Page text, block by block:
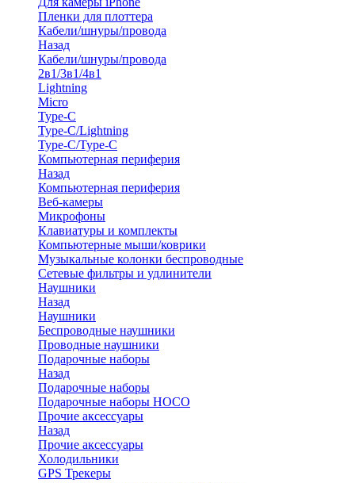
Пленки для плоттера
Кабели/шнуры/провода
Назад
Кабели/шнуры/провода
2в1/3в1/4в1
Lightning
Micro
Type-C
Type-C/Lightning
Type-C/Type-C
Компьютерная периферия
Назад
Компьютерная периферия
Веб-камеры
Микрофоны
Клавиатуры и комплекты
Компьютерные мыши/коврики
Музыкальные колонки беспроводные
Сетевые фильтры и удлинители
Наушники
Назад
Наушники
Беспроводные наушники
Проводные наушники
Подарочные наборы
Назад
Подарочные наборы
Подарочные наборы HOCO
Прочие аксессуары
Назад
Прочие аксессуары
Холодильники
GPS Трекеры